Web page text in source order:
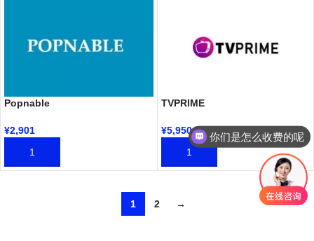
Popnable
¥2,901
加入购物车
TVPRIME
¥5,950
加入购物车
1 2 →
你们是怎么收费的呢